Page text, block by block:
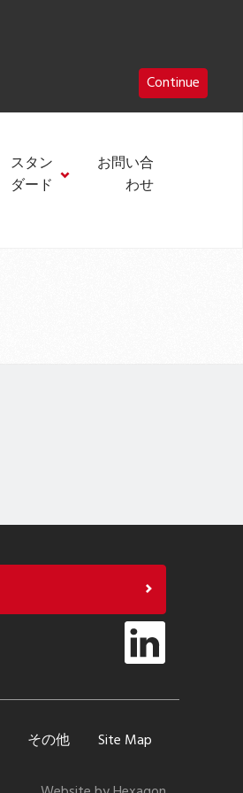
Continue
スタン
ダード
お問い合
わせ
その他 Site Map